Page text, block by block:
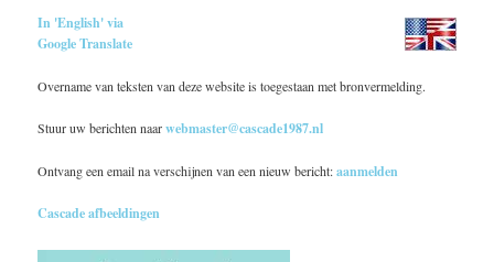
In 'English' via
Google Translate
Overname van teksten van deze website is toegestaan met bronvermelding.
Stuur uw berichten naarwebmaster@cascade1987.nl
Ontvang een email na verschijnen van een nieuw bericht:aanmelden
Cascade afbeeldingen